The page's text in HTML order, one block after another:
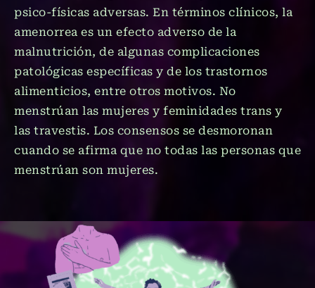
psico-físicas adversas. En términos clínicos, la
amenorrea es un efecto adverso de la
malnutrición, de algunas complicaciones
patológicas específicas y de los trastornos
alimenticios, entre otros motivos. No
menstrúan las mujeres y feminidades trans y
las travestis. Los consensos se desmoronan
cuando se afirma que no todas las personas que
menstrúan son mujeres.